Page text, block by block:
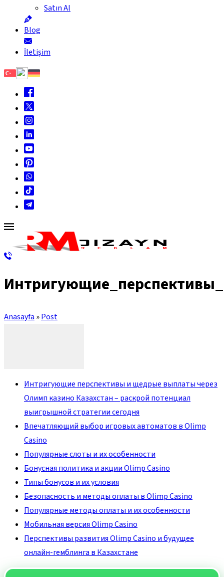
Satın Al
Blog
İletişim
Anasayfa »Post
Интригующие перспективы и щедрые выплаты через
Олимп казино Казахстан – раскрой потенциал
выигрышной стратегии сегодня
Впечатляющий выбор игровых автоматов в Olimp
Casino
Популярные слоты и их особенности
Бонусная политика и акции Olimp Casino
Типы бонусов и их условия
Безопасность и методы оплаты в Olimp Casino
Популярные методы оплаты и их особенности
Мобильная версия Olimp Casino
Перспективы развития Olimp Casino и будущее
онлайн-гемблинга в Казахстане